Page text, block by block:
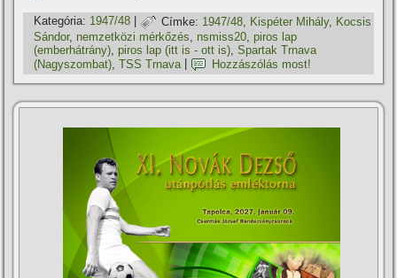
Kategória: 1947/48 | Címke: 1947/48 Kispéter Mihály, Kocsis
Sándor, nemzetközi mérkőzés, nsmiss20,piros lap
(emberhátrány),piros lap (itt is - ott is),Spartak Trnava
(Nagyszombat) ,TSS Trnava Hozzászólás most!